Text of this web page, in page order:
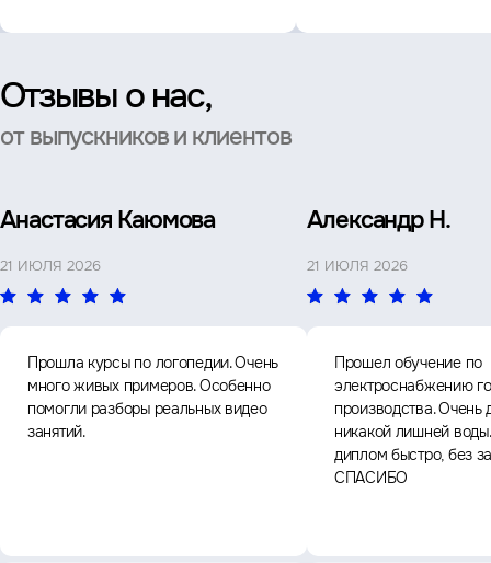
Отзывы о нас,
от выпускников и клиентов
Анастасия Каюмова
21 ИЮЛЯ 2026
Прошла курсы по логопедии. Очень
много живых примеров. Особенно
помогли разборы реальных видео
занятий.
Александр Н.
21 ИЮЛЯ 2026
Прошел обучение по
электроснабжению
производства. Очень
никакой лишней
диплом быстро, без
СПАСИБО